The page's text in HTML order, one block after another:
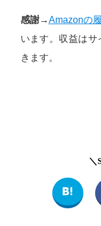
感謝→Amazonの
います。収益は
きます。
＼